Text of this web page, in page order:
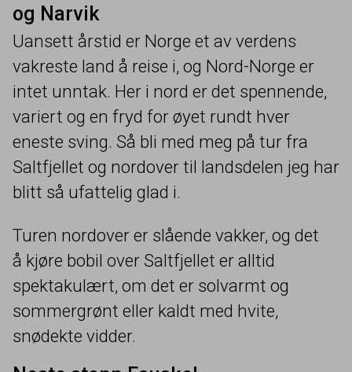
og Narvik
Uansett årstid er Norge et av verdens
vakreste land å reise i, og Nord-Norge er
intet unntak. Her i nord er det spennende,
variert og en fryd for øyet rundt hver
eneste sving. Så bli med meg på tur fra
Saltfjellet og nordover til landsdelen jeg har
blitt så ufattelig glad i.
Turen nordover er slående vakker, og det
å kjøre bobil over Saltfjellet er alltid
spektakulært, om det er solvarmt og
sommergrønt eller kaldt med hvite,
snødekte vidder.